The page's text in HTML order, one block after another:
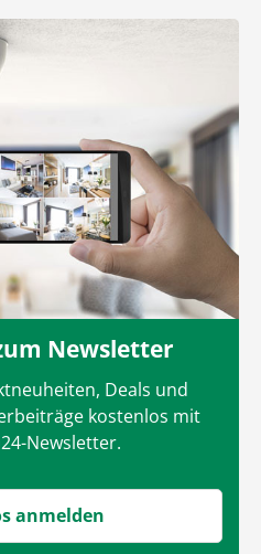
Newsletter
Deals und
kostenlos mit
Newsletter.
anmelden